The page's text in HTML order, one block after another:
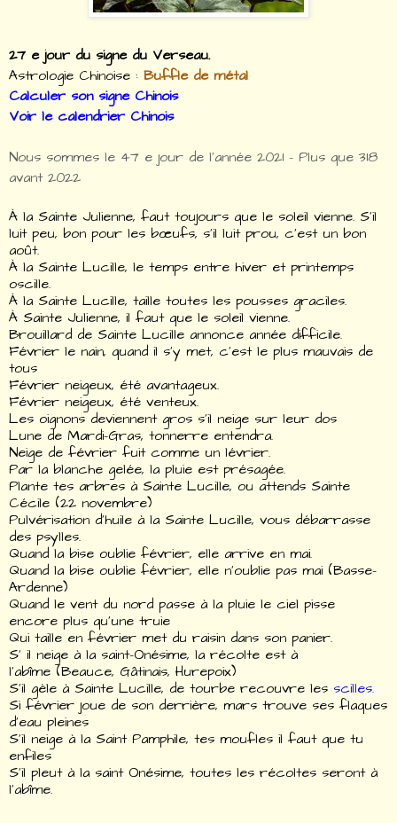
27 e jour du signe du Verseau.
Astrologie Chinoise : Buffle de métal
Calculer son signe Chinois
Voir le calendrier Chinois
Nous sommes le 47 e jour de l'année 2021 – Plus que 318
avant 2022
À la Sainte Julienne, faut toujours que le soleil vienne. S’il
luit peu, bon pour les bœufs, s’il luit prou, c’est un bon
août.
À la Sainte Lucille, le temps entre hiver et printemps
oscille.
À la Sainte Lucille, taille toutes les pousses graciles.
À Sainte Julienne, il faut que le soleil vienne.
Brouillard de Sainte Lucille annonce année difficile.
Février le nain, quand il s’y met, c’est le plus mauvais de
tous
Février neigeux, été avantageux.
Février neigeux, été venteux.
Les oignons deviennent gros s'il neige sur leur dos
Lune de Mardi-Gras, tonnerre entendra.
Neige de février fuit comme un lévrier.
Par la blanche gelée, la pluie est présagée.
Plante tes arbres à Sainte Lucille, ou attends Sainte
Cécile (22 novembre)
Pulvérisation d’huile à la Sainte Lucille, vous débarrasse
des psylles.
Quand la bise oublie février, elle arrive en mai.
Quand la bise oublie février, elle n’oublie pas mai (Basse-
Ardenne)
Quand le vent du nord passe à la pluie le ciel pisse
encore plus qu'une truie
Qui taille en février met du raisin dans son panier.
S' il neige à la saint-Onésime, la récolte est à
l'abîme (Beauce, Gâtinais, Hurepoix)
S’il gèle à Sainte Lucille, de tourbe recouvre les scilles.
Si février joue de son derrière, mars trouve ses flaques
d’eau pleines
S'il neige à la Saint Pamphile, tes moufles il faut que tu
enfiles
S'il pleut à la saint Onésime, toutes les récoltes seront à
l'abîme.